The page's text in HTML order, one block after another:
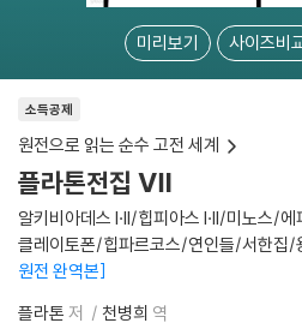
미리보기 사이즈비
소득공제
원전으로 읽는 순수 고전 세계
플라톤전집 Ⅶ
알키비아데스 I·II/힙피아스 I·II/미노스/
클레이토폰/힙파르코스/연인들/서한집/
원전 완역본
플라톤 저 천병희 역